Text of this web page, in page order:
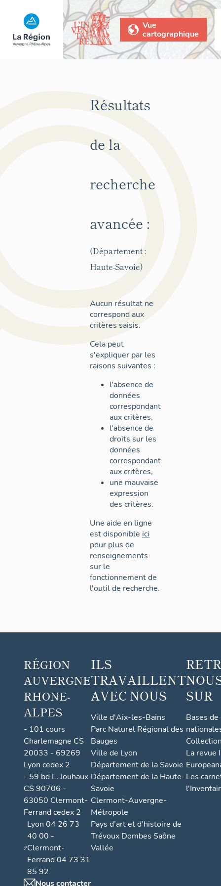
Vue
cartographique
Résultats
de la
recherche
avancée :
(Département :
Haute-Savoie)
Aucun résultat ne
correspond aux
critères saisis.
Cela peut
s'expliquer par les
raisons suivantes :
l'absence de
données
correspondant
aux critères,
l'absence de
droits sur les
données
correspondant
aux critères,
une mauvaise
expression
des critères.
Une aide en ligne
est disponible ici
pour plus de
renseignements
sur le
fonctionnement de
l'outil de recherche.
RÉGION
AUVERGNE
RHONE-
ALPES
- 101 cours
Charlemagne CS
20033 - 69269
Lyon cedex 2
- 59 bd L. Jouhaux
CS 90706 -
63050 Clermont-
Ferrand cedex 2
Lyon 04 26 73
40 00 -
Clermont-
Ferrand 04 73 31
85 92
Nous contacter
ILS
TRAVAILLENT
AVEC NOUS
Ville d'Aix-les-Bains
Parc Naturel Régional des
Bauges
Ville de Lyon
Département de la Savoie
Département de la Haute-
Savoie
Clermont-Auvergne-
Métropole
Pays d’art et d’histoire de
Trévoux Dombes Saône
Vallée
SUR
Bases
La revue
Les